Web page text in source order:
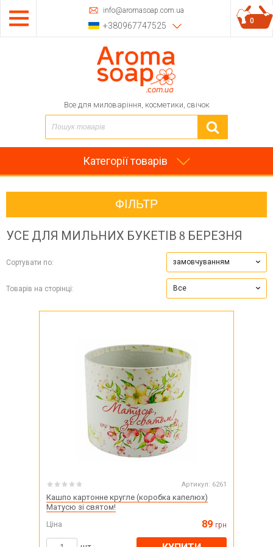
info@aromasoap.com.ua
+380967747525
Все для миловаріння, косметики, свічок
0
Категорії товарів
ФІЛЬТР
УСЕ ДЛЯ МИЛЬНИХ БУКЕТІВ 8 БЕРЕЗНЯ
Сортувати по: замовчуванням
Товарів на сторінці: Все
Артикул: 6261
Кашпо картонне кругле (коробка капелюх)
Матусю зі святом!
Ціна
89 грн